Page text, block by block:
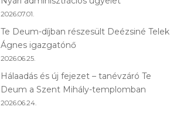
2026.07.01.
Te Deum-díjban részesült Deézsiné Telek
Ágnes igazgatónő
2026.06.25.
Hálaadás és új fejezet – tanévzáró Te
Deum a Szent Mihály-templomban
2026.06.24.